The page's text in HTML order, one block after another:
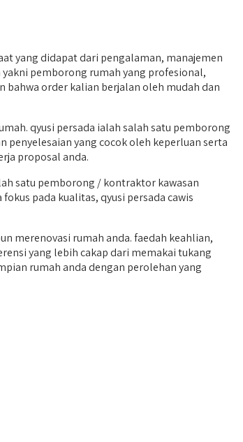
yang didapat dari pengalaman, manajemen
pemborong rumah yang profesional,
bahwa order kalian berjalan oleh mudah dan
qyusi persada ialah salah satu pemborong
yang cocok oleh keperluan serta
proposal anda.
satu pemborong / kontraktor kawasan
pada kualitas, qyusi persada cawis
merenovasi rumah anda. faedah keahlian,
yang lebih cakap dari memakai tukang
rumah anda dengan perolehan yang